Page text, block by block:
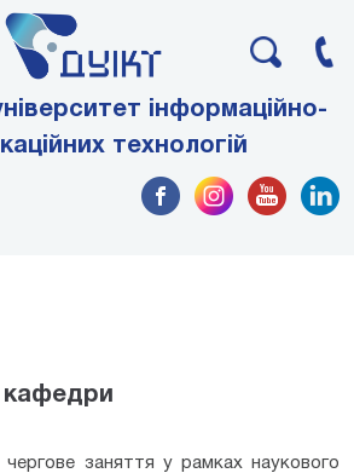
інформаційно-
технологій
кафедри
чергове заняття у рамках наукового